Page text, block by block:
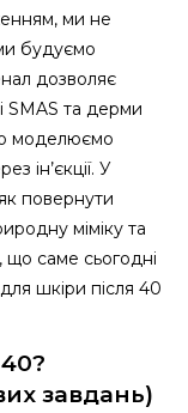
ми не
будуємо
дозволяє
SMAS та дерми
моделюємо
ін’єкції. У
повернути
міміку та
що саме сьогодні
шкіри після 40
завдань)